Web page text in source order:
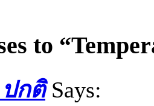
to
กติSays: